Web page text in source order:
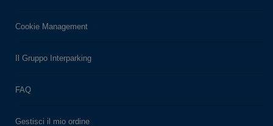
Cookie Management
Il Gruppo Interparking
FAQ
Gestisci il mio ordine